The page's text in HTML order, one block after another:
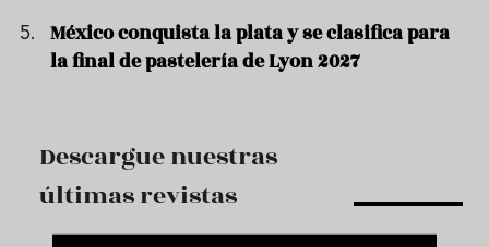
México conquista la plata y se clasifica para
la final de pastelería de Lyon 2027
Descargue nuestras
últimas revistas